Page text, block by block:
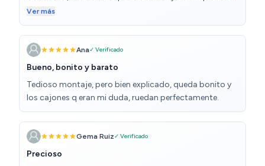
eso si OS recomiendo una atornilladora eléctrica, y lo
único que no explicaba bien , es que las luces hay que
unirlas formando un círculo ( yo hay me lie un poco). Por
lo demás muy fácil el montaje ,con tornillos y demás
accesorios que van de sobra en algunos que se
agradece, no todo contado y justo. y lleva para
anclarlo a la pared que es un punto a favor. Muy
contenta con la compra y la atención del vendedor que
aviso que podía llegar en varios paquetes y días, y que si
había algo mal o faltaba algo avisaramos, la verdad
que genial el trato. Mi experiencia recomendable 100%.
Ver más
Ana✓ Verificado
Bueno, bonito y barato
Tedioso montaje, pero bien explicado, queda bonito y
los cajones q eran mi duda, ruedan perfectamente.
Gema Ruiz✓ Verificado
Precioso